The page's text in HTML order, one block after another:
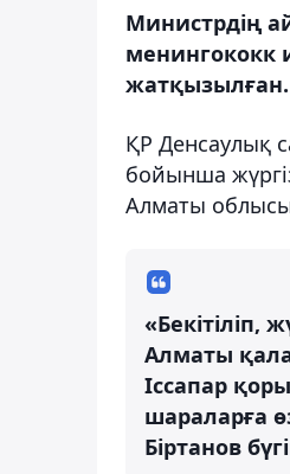
Министрдің
менингококк
жатқызылған.
ҚР Денсаулық
бойынша
Алматы
«Бекітіліп,
Алматы
Іссапар
шараларға
Біртанов